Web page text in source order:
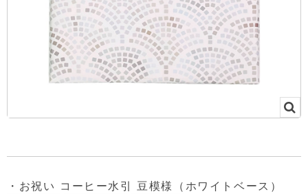
・お祝い コーヒー水引 豆模様（ホワイトベース）